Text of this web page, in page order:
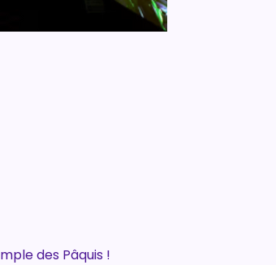
des Pâquis !